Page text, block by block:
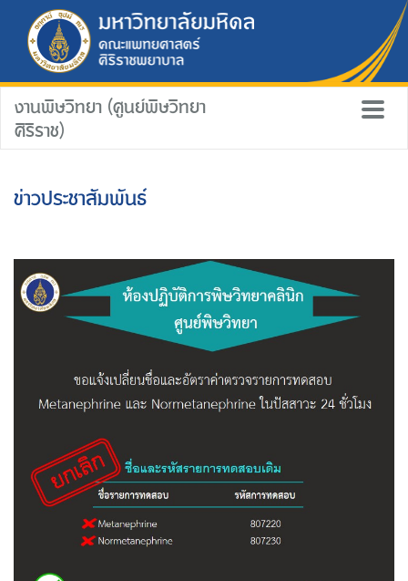
งานพิษวิทยา (ศูนย์พิษวิทยา
ศิริราช)
ข่าวประชาสัมพันธ์